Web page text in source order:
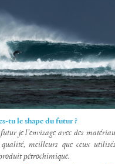
tu le shape du futur ?
je l’envisage avec des
meilleurs que ceux
pétrochimique.